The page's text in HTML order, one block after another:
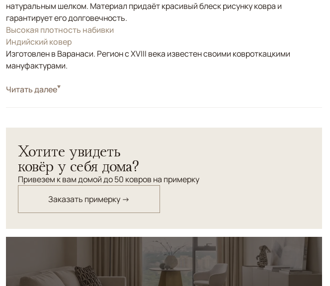
натуральным шелком. Материал придаёт красивый блеск рисунку ковра и
гарантирует его долговечность.
Высокая плотность набивки
Индийский ковер
Изготовлен в Варанаси. Регион с XVIII века известен своими ковроткацкими
мануфактурами.
СтильСовременные
Читать далее
Хотите увидеть
ковёр у себя дома?
Привезем к вам домой до 50 ковров на примерку
Заказать примерку →